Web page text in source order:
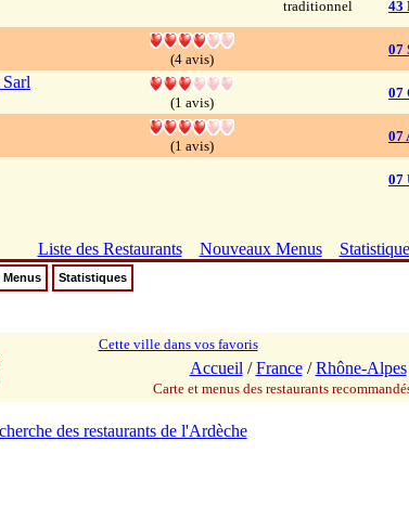
traditionnel 43
(4 avis)
07
(1 avis)
07
(1 avis)
07
07
Liste des Restaurants Nouveaux Menus
Menus Statistiques
Cette ville dans vos favoris
Accueil /France/Rhône-Alpes
Carte et menus des restaurants
des restaurants de l'Ardèche